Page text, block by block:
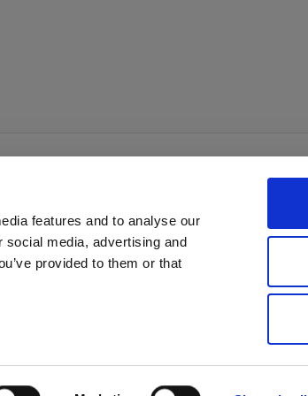
features and to analyse our
media, advertising and
provided to them or that
Share the Light Withdrawal your order